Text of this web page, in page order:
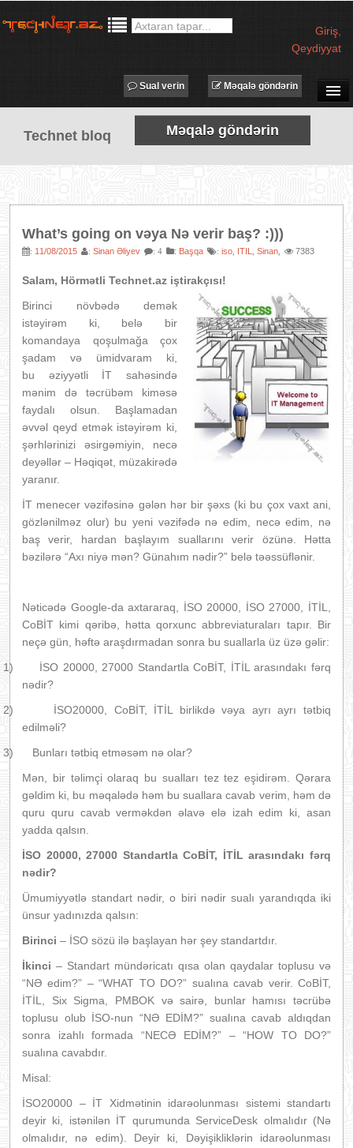
Giriş
Qeydiyyat
SUAL-CAVAB
TECHNET TV
MƏQALƏLƏR
PROQRAMLAR
IT LÜĞƏT
XƏBƏRLƏR
Məqalə göndərin
Sual verin
Technet bloq Məqalə göndərin
What’s going on vəya Nə verir baş? :)))
: 11/08/2015 : Sinan Əliyev : 4 : Başqa : iso ITIL Sinan 7383
Salam, Hörmətli Technet.az iştirakçısı!
Birinci növbədə demək
istəyirəm ki, belə bir
komandaya qoşulmağa çox
şadam və ümidvaram ki,
bu əziyyətli İT sahəsində
mənim də təcrübəm kiməsə
faydalı olsun. Başlamadan
əvvəl qeyd etmək istəyirəm ki,
şərhlərinizi əsirgəmiyin, necə
deyəllər – Həqiqət, müzakirədə
yaranır.
İT menecer vəzifəsinə gələn hər bir şəxs (ki bu çox vaxt ani,
gözlənilməz olur) bu yeni vəzifədə nə edim, necə edim, nə
baş verir, hardan başlayım suallarını verir özünə. Hətta
bəzilərə “Axı niyə mən? Günahım nədir?” belə təəssüflənir.
Nəticədə Google-da axtararaq, İSO 20000, İSO 27000, İTİL,
CoBİT kimi qəribə, hətta qorxunc abbreviaturaları tapır. Bir
neçə gün, həftə araşdırmadan sonra bu suallarla üz üzə gəlir:
1) İSO 20000, 27000 Standartla CoBİT, İTİL arasındakı fərq
nədir?
2) İSO20000, CoBİT, İTİL birlikdə vəya ayrı ayrı tətbiq
edilməli?
3) Bunları tətbiq etməsəm nə olar?
Mən, bir təlimçi olaraq bu sualları tez tez eşidirəm. Qərara
gəldim ki, bu məqalədə həm bu suallara cavab verim, həm də
quru quru cavab verməkdən əlavə elə izah edim ki, asan
yadda qalsın.
İSO 20000, 27000 Standartla CoBİT, İTİL arasındakı fərq
nədir?
Ümumiyyətlə standart nədir, o biri nədir sualı yarandıqda iki
ünsur yadınızda qalsın:
Birinci – İSO sözü ilə başlayan hər şey standartdır.
İkinci – Standart mündəricatı qısa olan qaydalar toplusu və
“NƏ edim?” – “WHAT TO DO?” sualına cavab verir. CoBİT,
İTİL, Six Sigma, PMBOK və sairə, bunlar hamısı təcrübə
toplusu olub İSO-nun “NƏ EDİM?” sualına cavab aldıqdan
sonra izahlı formada “NECƏ EDİM?” – “HOW TO DO?”
sualına cavabdır.
Misal:
İSO20000 – İT Xidmətinin idarəolunması sistemi standartı
deyir ki, istənilən İT qurumunda ServiceDesk olmalıdır (Nə
olmalıdır, nə edim). Deyir ki, Dəyişikliklərin idarəolunması